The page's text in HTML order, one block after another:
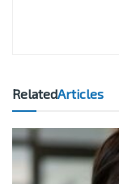
RelatedArticles